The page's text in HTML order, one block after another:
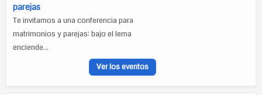
parejas
Te invitamos a una conferencia para
matrimonios y parejas: bajo el lema
enciende...
Ver los eventos